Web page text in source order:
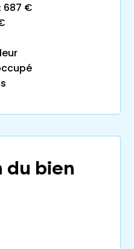
687 €
du bien